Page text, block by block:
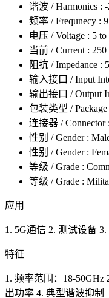
谐波 / Harmonics :
频率 / Frequnecy :
电压 / Voltage : 5
当前 / Current : 250
阻抗 / Impedance :
输入接口 / Input
输出接口 / Output
包装类型 /
连接器 / Connector
性别 / Gender :
性别 / Gender :
等级 / Grade :
等级 / Grade :
应用
1. 5G通信 2. 测试设备
特征
1. 频率范围：18-
出功率 4. 典型谐波抑制